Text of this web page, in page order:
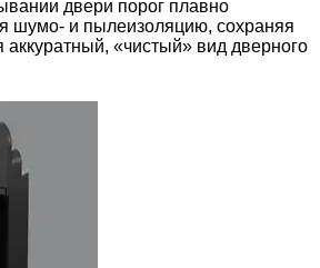
двери порог плавно
шумо- и пылеизоляцию, сохраняя
аккуратный, «чистый» вид дверного